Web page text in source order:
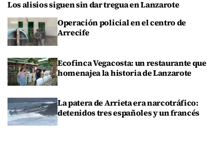
Los alisios siguen sin dar tregua en Lanzarote
Operación policial en el centro de
Arrecife
Ecofinca Vegacosta: un restaurante que
homenajea la historia de Lanzarote
La patera de Arrieta era narcotráfico:
detenidos tres españoles y un francés